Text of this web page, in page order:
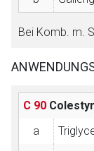
Bei Komb. m.
C 90
a